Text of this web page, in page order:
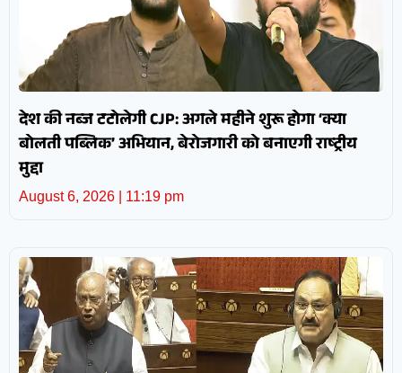
देश की नब्ज टटोलेगी CJP: अगले महीने शुरू होगा ‘क्या
बोलती पब्लिक’ अभियान, बेरोजगारी को बनाएगी राष्ट्रीय
मुद्दा
August 6, 2026 11:19 pm